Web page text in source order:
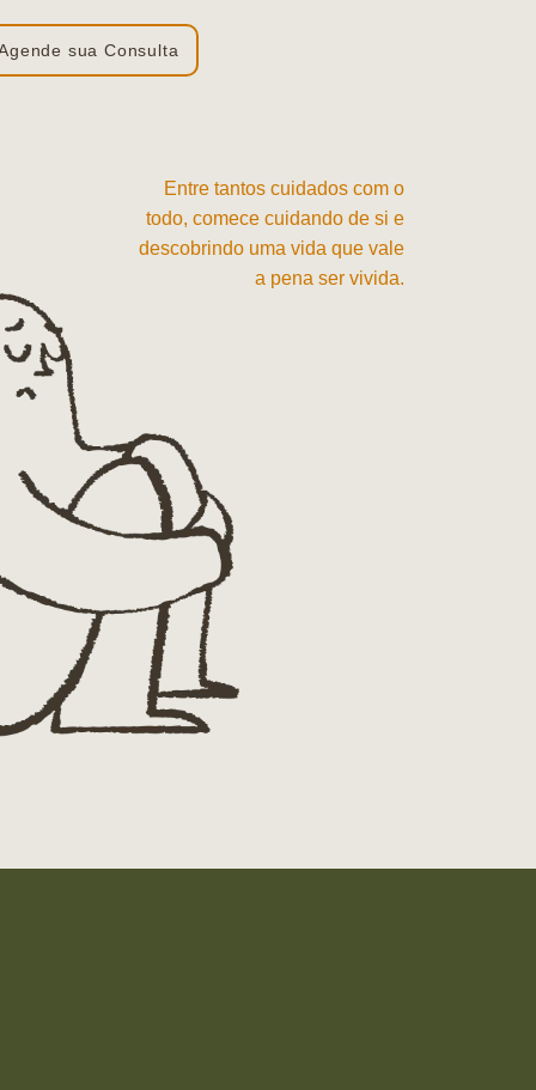
sua Consulta
Entre tantos cuidados com o
todo, comece cuidando de si e
descobrindo uma vida que vale
a pena ser vivida.